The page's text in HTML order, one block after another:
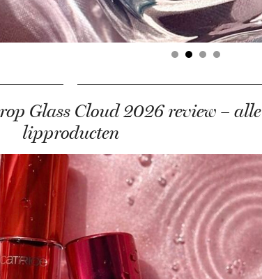
Glass Cloud 2026 review – alle
lipproducten